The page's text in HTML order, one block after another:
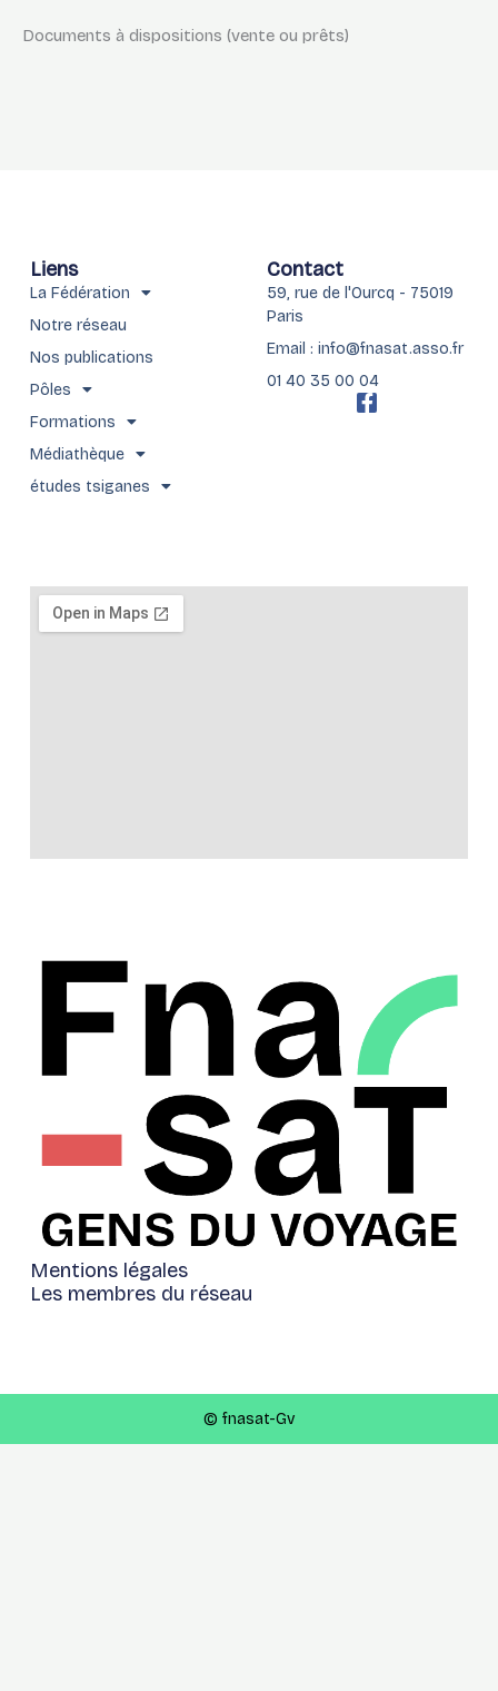
Documents à dispositions (vente ou prêts)
Mentions légales
Les membres du réseau
Liens
La Fédération
Notre réseau
Nos publications
Pôles
Formations
Médiathèque
études tsiganes
Contact
59, rue de l'Ourcq - 75019
Paris
Email : info@fnasat.asso.fr
01 40 35 00 04
F
f
© fnasat-Gv